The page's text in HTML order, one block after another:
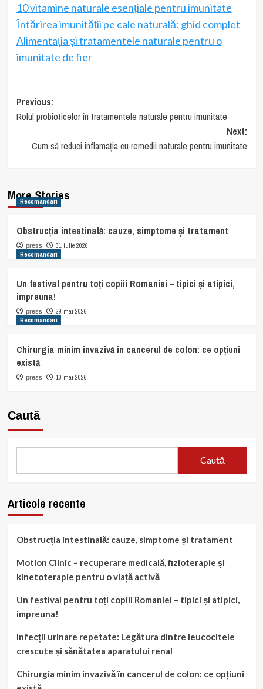
10 vitamine naturale esențiale pentru imunitate
Întărirea imunității pe cale naturală: ghid complet
Alimentația și tratamentele naturale pentru o
imunitate de fier
Post
navigation
Previous:
Rolul probioticelor în tratamentele naturale pentru imunitate
Next:
Cum să reduci inflamația cu remedii naturale pentru imunitate
More Stories
Recomandari
Obstrucția intestinală: cauze, simptome și tratament
press
31 iulie 2026
Recomandari
Un festival pentru toți copiii Romaniei – tipici și atipici,
impreuna!
press
29 mai 2026
Recomandari
Chirurgia minim invazivă în cancerul de colon: ce opțiuni
există
press 10 mai 2026
Caută
Caută
Articole recente
Obstrucția intestinală: cauze, simptome și tratament
Motion Clinic – recuperare medicală, fizioterapie și
kinetoterapie pentru o viață activă
Un festival pentru toți copiii Romaniei – tipici și atipici,
impreuna!
Infecții urinare repetate: Legătura dintre leucocitele
crescute și sănătatea aparatului renal
Chirurgia minim invazivă în cancerul de colon: ce opțiuni